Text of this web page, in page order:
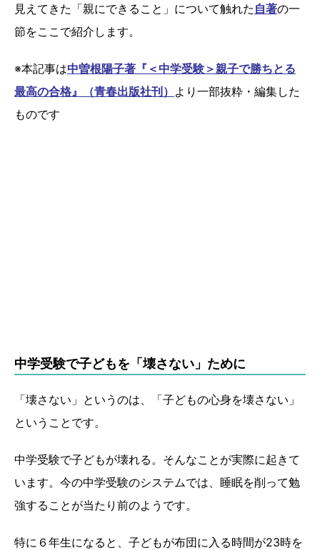
見えてきた「親にできること」について触れた 自著の一
節をここで紹介します。
※本記事は中曽根陽子著『＜中学受験＞親子で勝ちとる
最高の合格』（青春出版社刊） より一部抜粋・編集した
ものです
中学受験で子どもを「壊さない」ために
「壊さない」というのは、「子どもの心身を壊さない」
ということです。
中学受験で子どもが壊れる。そんなことが実際に起きて
います。今の中学受験のシステムでは、睡眠を削って勉
強することが当たり前のようです。
特に６年生になると、子どもが布団に入る時間が23時を